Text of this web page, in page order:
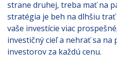
strane druhej, treba mať na
stratégia je beh na dlhšiu
vaše investície viac
investičný cieľ a nehrať sa na
investorov za každú cenu.